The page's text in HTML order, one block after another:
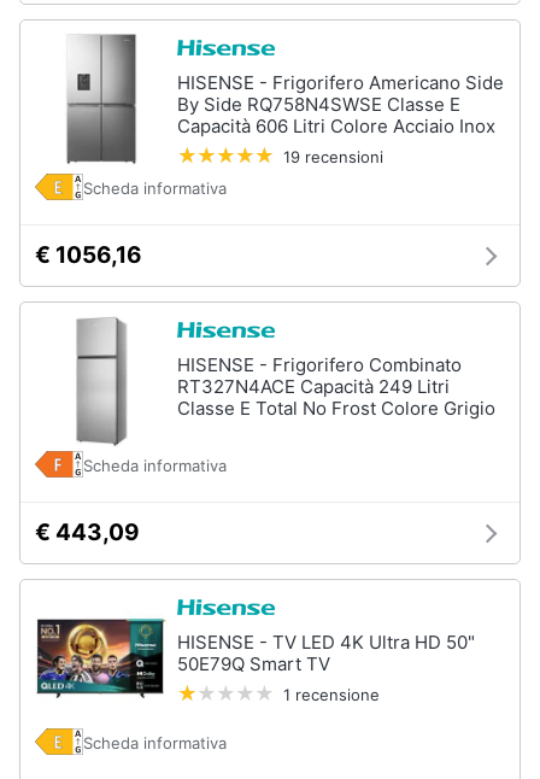
HISENSE - Frigorifero Americano Side
By Side RQ758N4SWSE Classe E
Capacità 606 Litri Colore Acciaio Inox
19 recensioni
Scheda informativa
€ 1056,16
HISENSE - Frigorifero Combinato
RT327N4ACE Capacità 249 Litri
Classe E Total No Frost Colore Grigio
Scheda informativa
€ 443,09
HISENSE - TV LED 4K Ultra HD 50"
50E79Q Smart TV
1 recensione
Scheda informativa